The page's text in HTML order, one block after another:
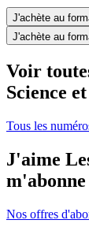
J'achète au
J'achète au
Voir
Science
Tous les
J'aime
m'abonne
Nos offres